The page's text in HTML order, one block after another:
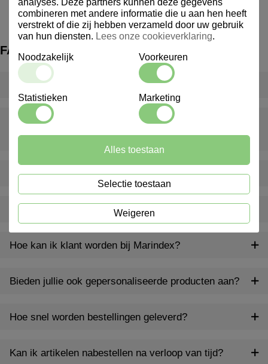
FAQ
Wat is een inventarispakket?
Wat gebeurt er als er iets ontbreekt of beschadigd is bij
levering?
Levert Marindex ook buiten Nederland?
Bieden jullie ook advies op maat aan?
Hoe kan ik klant worden bij Marindex?
Bieden jullie ook gepersonaliseerde producten aan?
Hoe snel worden bestellingen geleverd?
Kan ik artikelen nabestellen na verloop van tijd?
analyses. Deze partners kunnen deze gegevens
combineren met andere informatie die u aan hen heeft
verstrekt of die zij hebben verzameld door uw gebruik
van hun diensten. Lees onze cookieverklaring.
Noodzakelijk Voorkeuren
Statistieken Marketing
Weigeren
Selectie toestaan
Alles toestaan